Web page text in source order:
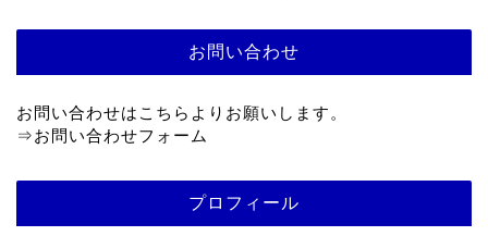
お問い合わせ
お問い合わせはこちらよりお願いします。
⇒お問い合わせフォーム
プロフィール